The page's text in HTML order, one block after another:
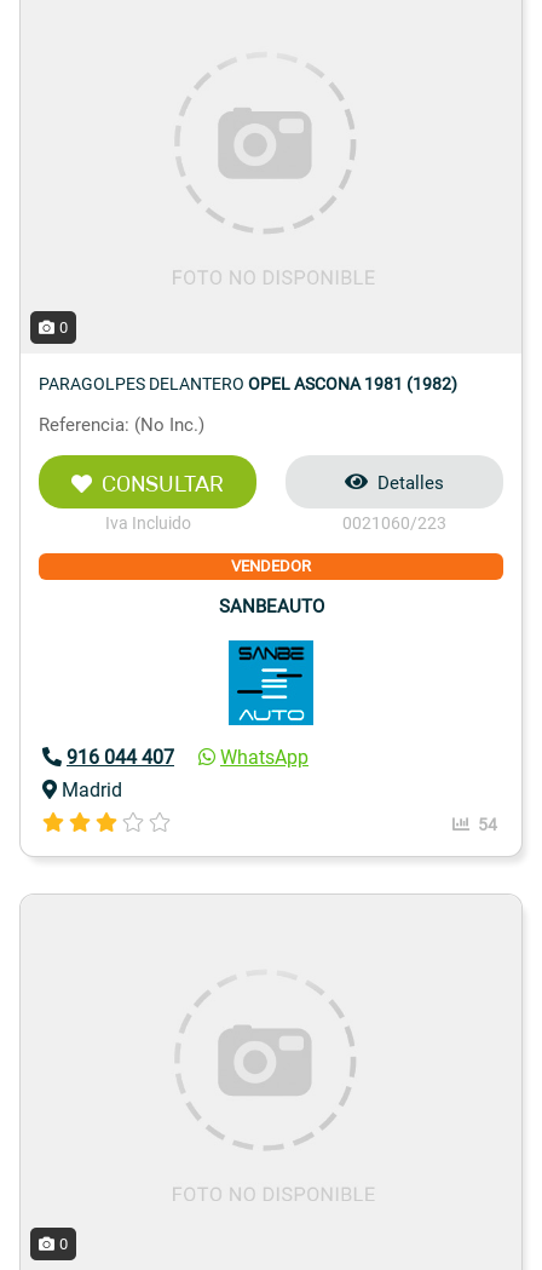
0
PARAGOLPES DELANTERO OPEL ASCONA 1981 (1982)
Referencia: (No Inc.)
CONSULTAR
Iva Incluido
Detalles
0021060/223
VENDEDOR
SANBEAUTO
916 044 407
WhatsApp
Madrid
54
0